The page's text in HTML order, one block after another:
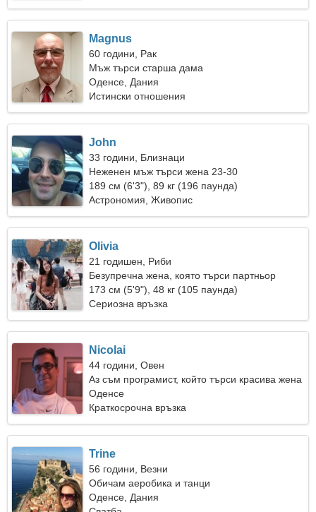
Magnus
60 години, Рак
Мъж търси старша дама
Оденсе, Дания
Истински отношения
John
33 години, Близнаци
Неженен мъж търси жена 23-30
189 см (6'3"), 89 кг (196 паунда)
Астрономия, Живопис
Olivia
21 годишен, Риби
Безупречна жена, която търси партньор
173 см (5'9"), 48 кг (105 паунда)
Сериозна връзка
Nicolai
44 години, Овен
Аз съм програмист, който търси красива жена
Оденсе
Краткосрочна връзка
Trine
56 години, Везни
Обичам аеробика и танци
Оденсе, Дания